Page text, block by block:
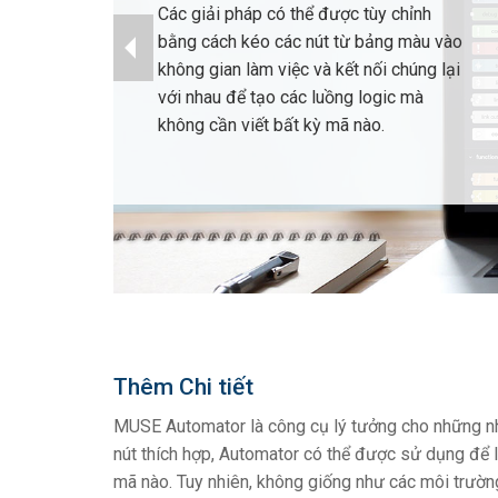
Các giải pháp có thể được tùy chỉnh
bằng cách kéo các nút từ bảng màu vào
không gian làm việc và kết nối chúng lại
với nhau để tạo các luồng logic mà
không cần viết bất kỳ mã nào.
Thêm Chi tiết
MUSE Automator là công cụ lý tưởng cho những
nút thích hợp, Automator có thể được sử dụng
mã nào. Tuy nhiên, không giống như các môi